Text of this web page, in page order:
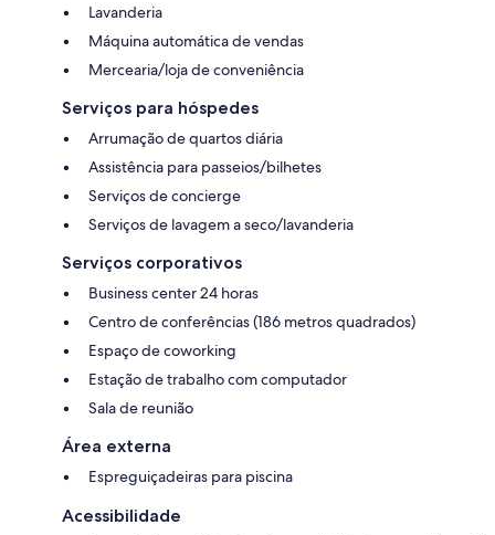
Lavanderia
Máquina automática de vendas
Mercearia/loja de conveniência
Serviços para hóspedes
Arrumação de quartos diária
Assistência para passeios/bilhetes
Serviços de concierge
Serviços de lavagem a seco/lavanderia
Serviços corporativos
Business center 24 horas
Centro de conferências (186 metros quadrados)
Espaço de coworking
Estação de trabalho com computador
Sala de reunião
Área externa
Espreguiçadeiras para piscina
Acessibilidade